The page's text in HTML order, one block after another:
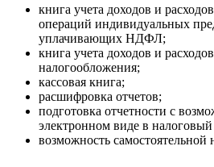
книга учета доходов и
операций индивидуальных
уплачивающих НДФЛ;
книга учета доходов и
налогообложения;
кассовая книга;
расшифровка отчетов;
подготовка отчетности с
электронном виде в налоговый
возможность самостоятельной